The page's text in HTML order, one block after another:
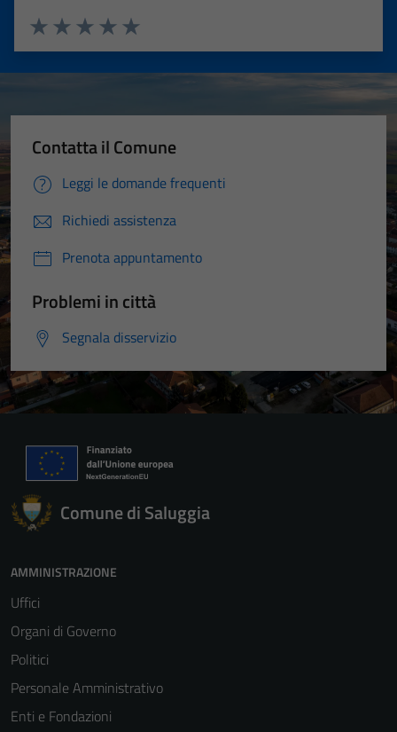
Valuta 5 stelle su 5
Valuta 4 stelle su 5
Valuta 3 stelle su 5
Valuta 2 stelle su 5
Valuta 1 stelle su 5
Contatta il Comune
Leggi le domande frequenti
Richiedi assistenza
Prenota appuntamento
Problemi in città
Segnala disservizio
Comune di Saluggia
AMMINISTRAZIONE
Uffici
Organi di Governo
Politici
Personale Amministrativo
Enti e Fondazioni